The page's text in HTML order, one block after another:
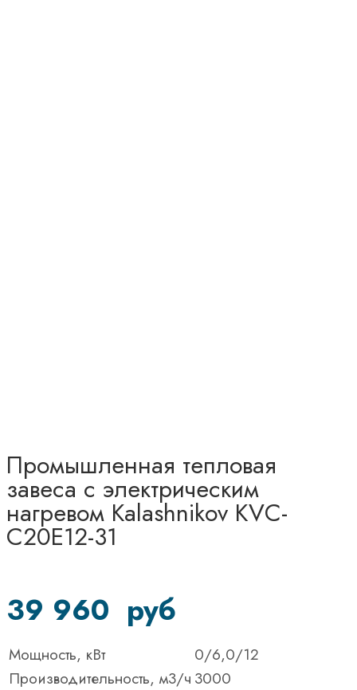
Промышленная тепловая
завеса с электрическим
нагревом Kalashnikov KVС-
C20E12-31
39 960 руб
Мощность, кВт
0/6,0/12
Производительность, м3/ч 3000